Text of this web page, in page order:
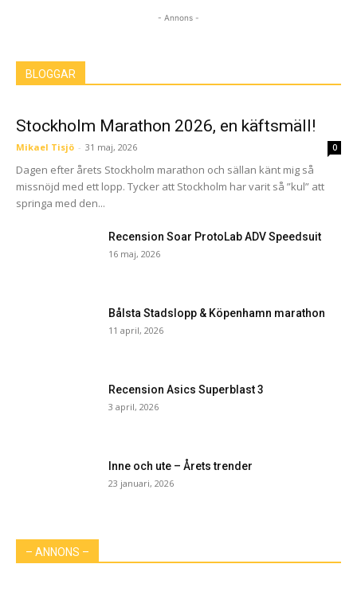
- Annons -
BLOGGAR
Stockholm Marathon 2026, en käftsmäll!
Mikael Tisjö - 31 maj, 2026 0
Dagen efter årets Stockholm marathon och sällan känt mig så
missnöjd med ett lopp. Tycker att Stockholm har varit så ”kul” att
springa med den...
Recension Soar ProtoLab ADV Speedsuit
16 maj, 2026
Bålsta Stadslopp & Köpenhamn marathon
11 april, 2026
Recension Asics Superblast 3
3 april, 2026
Inne och ute – Årets trender
23 januari, 2026
– ANNONS –